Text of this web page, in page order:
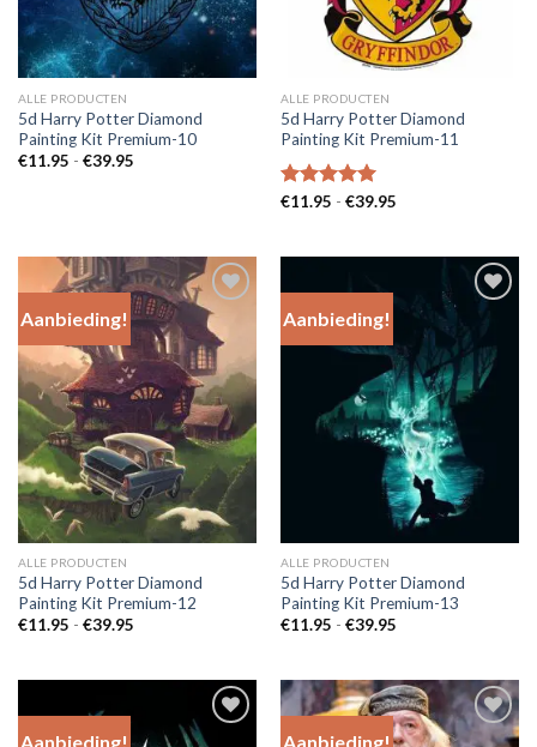
ALLE PRODUCTEN
5d Harry Potter Diamond
Painting Kit Premium-10
€11.95 - €39.95Prijsklasse:
ALLE PRODUCTEN
5d Harry Potter Diamond
Painting Kit Premium-11
Gewaardeerd
€11.95 - €39.95Prijsklasse:
Aanbieding!
Add to
Wishlist
ALLE PRODUCTEN
5d Harry Potter Diamond
Painting Kit Premium-12
€11.95 - €39.95Prijsklasse:
Aanbieding!
Add to
Wishlist
ALLE PRODUCTEN
5d Harry Potter Diamond
Painting Kit Premium-13
€11.95 - €39.95Prijsklasse:
Aanbieding! Aanbieding!